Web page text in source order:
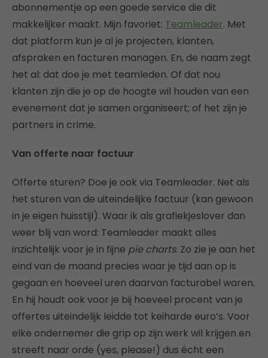
abonnementje op een goede service die dit
makkelijker maakt. Mijn favoriet: Teamleader. Met
dat platform kun je al je projecten, klanten,
afspraken en facturen managen. En, de naam zegt
het al: dat doe je met teamleden. Of dat nou
klanten zijn die je op de hoogte wil houden van een
evenement dat je samen organiseert; of het zijn je
partners in crime.
Van offerte naar factuur
Offerte sturen? Doe je ook via Teamleader. Net als
het sturen van de uiteindelijke factuur (kan gewoon
in je eigen huisstijl). Waar ik als grafiekjeslover dan
weer blij van word: Teamleader maakt alles
inzichtelijk voor je in fijne pie charts. Zo zie je aan het
eind van de maand precies waar je tijd aan op is
gegaan en hoeveel uren daarvan facturabel waren.
En hij houdt ook voor je bij hoeveel procent van je
offertes uiteindelijk leidde tot keiharde euro’s. Voor
elke ondernemer die grip op zijn werk wil krijgen en
streeft naar orde (yes, please!) dus écht een